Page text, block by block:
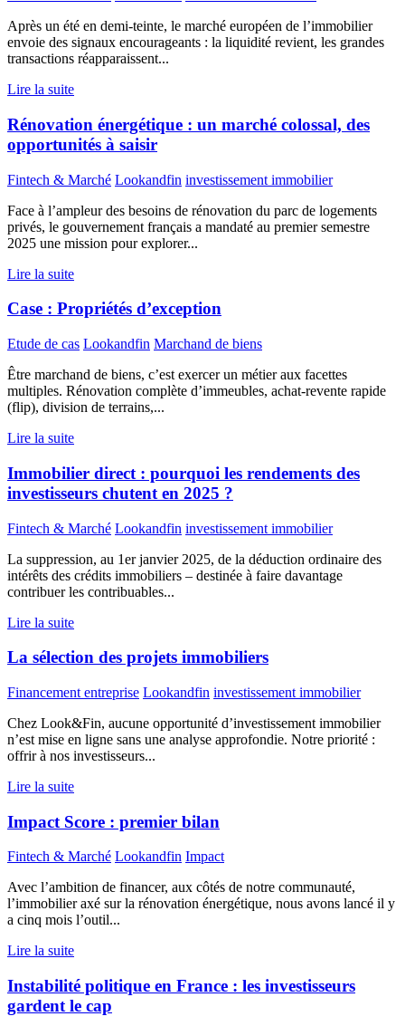
Après un été en demi-teinte, le marché européen de l’immobilier
envoie des signaux encourageants : la liquidité revient, les grandes
transactions réapparaissent...
Lire la suite
Rénovation énergétique : un marché colossal, des
opportunités à saisir
Fintech & Marché Lookandfin investissement immobilier
Face à l’ampleur des besoins de rénovation du parc de logements
privés, le gouvernement français a mandaté au premier semestre
2025 une mission pour explorer...
Lire la suite
Case : Propriétés d’exception
Etude de cas Lookandfin Marchand de biens
Être marchand de biens, c’est exercer un métier aux facettes
multiples. Rénovation complète d’immeubles, achat-revente rapide
(flip), division de terrains,...
Lire la suite
Immobilier direct : pourquoi les rendements des
investisseurs chutent en 2025 ?
Fintech & Marché Lookandfin investissement immobilier
La suppression, au 1er janvier 2025, de la déduction ordinaire des
intérêts des crédits immobiliers – destinée à faire davantage
contribuer les contribuables...
Lire la suite
La sélection des projets immobiliers
Financement entreprise Lookandfin investissement immobilier
Chez Look&Fin, aucune opportunité d’investissement immobilier
n’est mise en ligne sans une analyse approfondie. Notre priorité :
offrir à nos investisseurs...
Lire la suite
Impact Score : premier bilan
Fintech & Marché Lookandfin Impact
Avec l’ambition de financer, aux côtés de notre communauté,
l’immobilier axé sur la rénovation énergétique, nous avons lancé il y
a cinq mois l’outil...
Lire la suite
Instabilité politique en France : les investisseurs
gardent le cap